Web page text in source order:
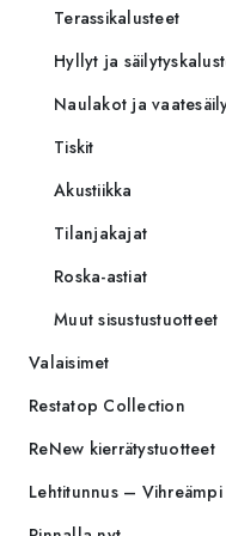
Terassikalusteet
Hyllyt ja
Naulakot ja
Tiskit
Akustiikka
Tilanjakajat
Roska-astiat
Muut sisustustuotteet
Valaisimet
Restatop Collection
ReNew kierrätystuotteet
Lehtitunnus –